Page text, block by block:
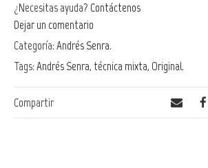
¿Necesitas ayuda? Contáctenos
Dejar un comentario
Categoría: Andrés Senra.
Tags: Andrés Senra, técnica mixta, Original.
Compartir